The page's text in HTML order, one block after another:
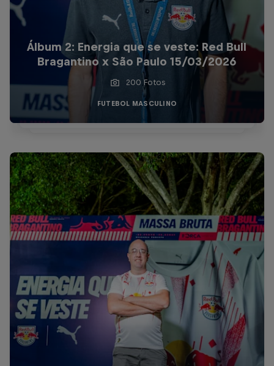
Álbum 2: Energia que se veste: Red Bull
Bragantino x São Paulo 15/03/2026
200 Fotos
FUTEBOL MASCULINO